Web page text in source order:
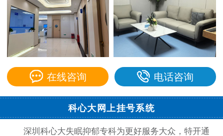
在线咨询 电话咨询
科心大网上挂号系统
深圳科心大失眠抑郁专科为更好服务大众，特开通